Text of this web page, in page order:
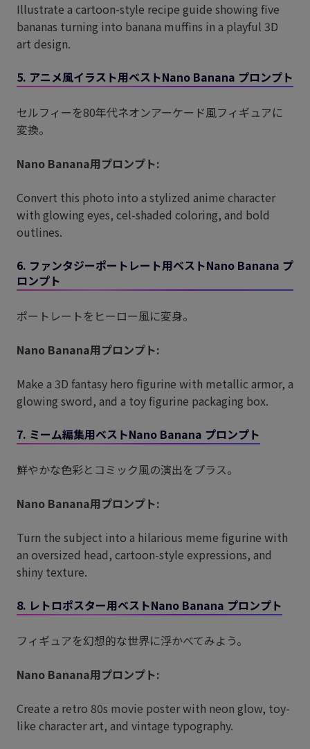
Illustrate a cartoon-style recipe guide showing five
bananas turning into banana muffins in a playful 3D
art design.
5. アニメ風イラスト用ベストNano Banana プロンプト
セルフィーを80年代ネオンアーケード風フィギュアに
変換。
Nano Banana用プロンプト:
Convert this photo into a stylized anime character
with glowing eyes, cel-shaded coloring, and bold
outlines.
6. ファンタジーポートレート用ベストNano Banana プ
ロンプト
ポートレートをヒーロー風に変身。
Nano Banana用プロンプト:
Make a 3D fantasy hero figurine with metallic armor, a
glowing sword, and a toy figurine packaging box.
7. ミーム編集用ベストNano Banana プロンプト
鮮やかな色彩とコミック風の演出をプラス。
Nano Banana用プロンプト:
Turn the subject into a hilarious meme figurine with
an oversized head, cartoon-style expressions, and
shiny texture.
8. レトロポスター用ベストNano Banana プロンプト
フィギュアを幻想的な世界に浮かべてみよう。
Nano Banana用プロンプト:
Create a retro 80s movie poster with neon glow, toy-
like character art, and vintage typography.